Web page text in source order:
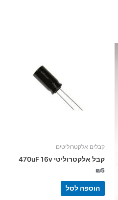
קבלים אלקטרוליטים
קבל אלקטרוליטי 470uF 16v
₪5
הוספה לסל